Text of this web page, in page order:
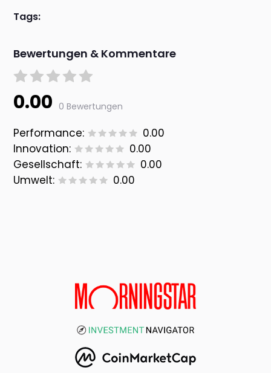
Tags:
Bewertungen & Kommentare
0.00 0 Bewertungen
Performance:
0.00
Innovation:
0.00
Gesellschaft:
0.00
Umwelt:
0.00